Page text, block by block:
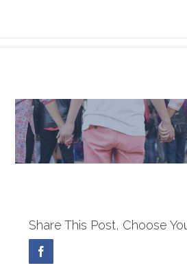
Share This Post, Choose